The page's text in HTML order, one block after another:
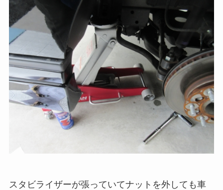
スタビライザーが張っていてナットを外しても車